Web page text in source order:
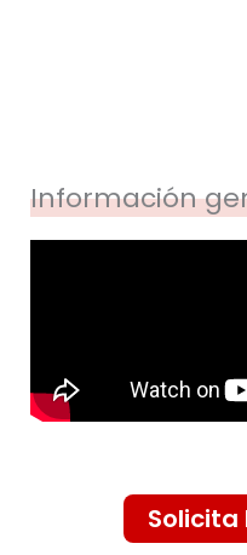
Información